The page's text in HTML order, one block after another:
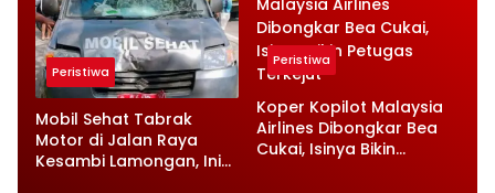
Peristiwa
Mobil Sehat Tabrak
Motor di Jalan Raya
Kesambi Lamongan, Ini
Peristiwa
Koper Kopilot Malaysia
Airlines Dibongkar Bea
Cukai, Isinya Bikin